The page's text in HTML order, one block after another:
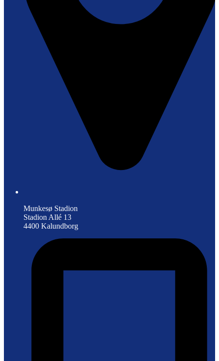
Munkesø Stadion
Stadion Allé 13
4400 Kalundborg